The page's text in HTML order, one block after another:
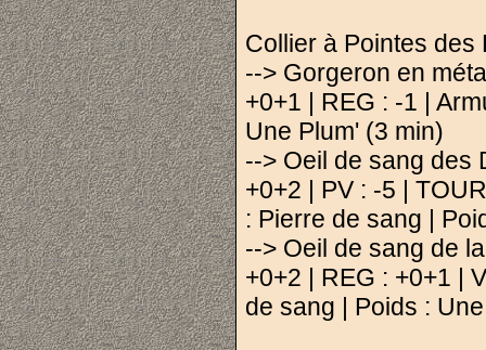
Collier à Pointes des
--> Gorgeron en
+0+1 | REG : -1 |
Une Plum' (3 min)
--> Oeil de sang des
+0+2 | PV : -5 |
: Pierre de sang |
--> Oeil de sang de
+0+2 | REG : +0+1 |
de sang | Poids :